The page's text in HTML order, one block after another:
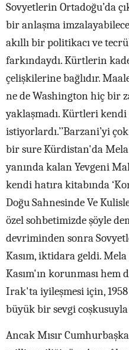
Sovyetlerin Ortadoğu’da
bir anlaşma
akıllı bir politikacı ve
farkındaydı. Kürtlerin
çelişkilerine bağlıdır.
ne de Washington hiç bir
yaklaşmadı. Kürtleri
istiyorlardı.’’Barzani’yi
bir sure Kürdistan'da
yanında kalan Yevgeni
kendi hatıra kitabında
Doğu Sahnesinde Ve
özel sohbetimizde şöyle
devriminden sonra
Kasım, iktidara geldi.
Kasım'ın korunması
Irak'ta iyileşmesi için,
büyük bir sevgi coşkusuyla
Ancak Mısır